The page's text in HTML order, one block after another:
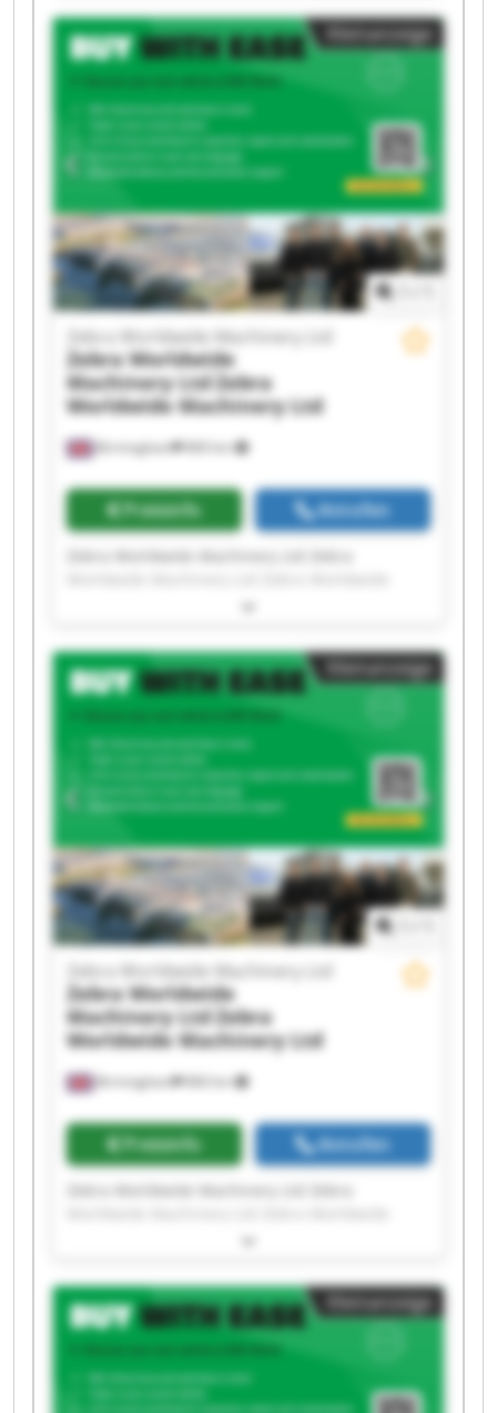
Worldwide Machinery Ltd Zebra Worldwide
Machinery Ltd Zebra Worldwide Machinery Ltd
Zebra Worldwide Machinery Ltd Zebra
Worldwide Machinery Ltd Zebra Worldwide
Machinery Ltd Zebra Worldwide Machinery Ltd
Zebra Worldwide Machinery Ltd Zebra
Worldwide Machinery Ltd Zebra Worldwide
Machinery Ltd Zebra Worldwide Machinery Ltd
Zebra Worldwide Machinery Ltd Zebra
Worldwide Machinery Ltd Zebra Worldwide
Machinery Ltd Zebra Worldwide Machinery Ltd
Kleinanzeige
Birmingham 860 km
Zebra Worldwide Machinery Ltd
Zebra Worldwide
Machinery Ltd Zebra
Worldwide Machinery Ltd
Preisinfo Anrufen
Machinery Ltd Zebra Worldwide Machinery Ltd
Worldwide Machinery Ltd Zebra Worldwide
Machinery Ltd Zebra Worldwide Machinery Ltd
Zebra Worldwide Machinery Ltd Zebra
Worldwide Machinery Ltd Zebra Worldwide
Machinery Ltd Zebra Worldwide Machinery Ltd
Zebra Worldwide Machinery Ltd Zebra
Worldwide Machinery Ltd Zebra Worldwide
Machinery Ltd Zebra Worldwide Machinery Ltd
Zebra Worldwide Machinery Ltd Zebra
Worldwide Machinery Ltd Zebra Worldwide
Machinery Ltd Zebra Worldwide Machinery Ltd
Kleinanzeige
Birmingham 860 km
Zebra Worldwide Machinery Ltd
Zebra Worldwide
Machinery Ltd Zebra
Worldwide Machinery Ltd
Preisinfo Anrufen
Machinery Ltd Zebra Worldwide Machinery Ltd
Worldwide Machinery Ltd Zebra Worldwide
Machinery Ltd Zebra Worldwide Machinery Ltd
Zebra Worldwide Machinery Ltd Zebra
Worldwide Machinery Ltd Zebra Worldwide
Machinery Ltd Zebra Worldwide Machinery Ltd
Zebra Worldwide Machinery Ltd Zebra
Kleinanzeige